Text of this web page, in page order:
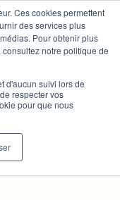
Ces cookies permettent
des services plus
Pour obtenir plus
notre politique de
d'aucun suivi lors de
respecter vos
pour que nous
la meilleure
à utiliser ce
l'utilisation des